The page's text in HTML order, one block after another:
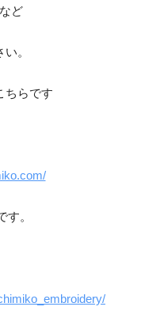
ど
。
ちらです
。